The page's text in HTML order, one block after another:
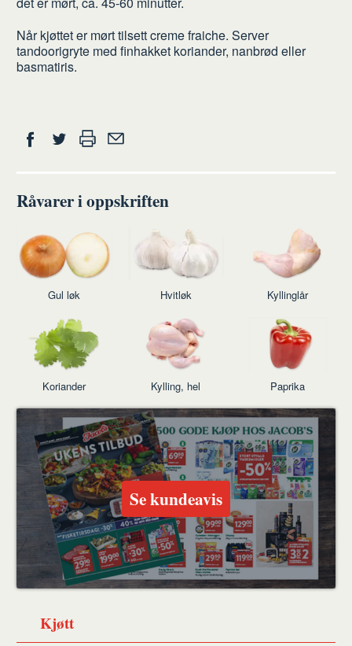
Når kjøttet er mørt tilsett creme fraiche. Server
tandoorigryte med finhakket koriander, nanbrød eller
basmatiris.
Del
FacebookTwitter
venn
Råvarer i oppskriften
Gul løk Hvitløk Kyllinglår
Koriander Kylling, hel Paprika
Se kundeavis
Kjøtt